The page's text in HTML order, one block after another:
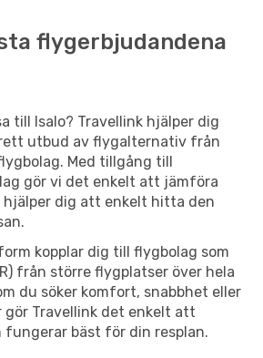
flygerbjudandena
till Isalo? Travellink hjälper dig
utbud av flygalternativ från
Med tillgång till
gör vi det enkelt att jämföra
dig att enkelt hitta den
kopplar dig till flygbolag som
från större flygplatser över hela
du söker komfort, snabbhet eller
gör Travellink det enkelt att
fungerar bäst för din resplan.